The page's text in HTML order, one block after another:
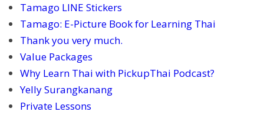
Tamago LINE Stickers
Tamago: E-Picture Book for Learning Thai
Thank you very much.
Value Packages
Why Learn Thai with PickupThai Podcast?
Yelly Surangkanang
Private Lessons